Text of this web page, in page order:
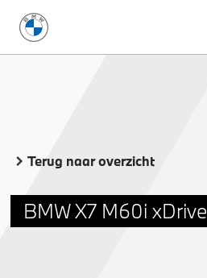
Terug naar overzicht
BMW X7 M60i xDrive